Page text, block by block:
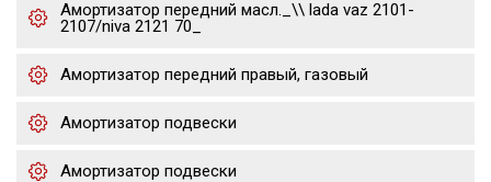
Амортизатор передний масл._\\ lada vaz 2101-
2107/niva 2121 70_
Амортизатор передний правый, газовый
Амортизатор подвески
Амортизатор подвески